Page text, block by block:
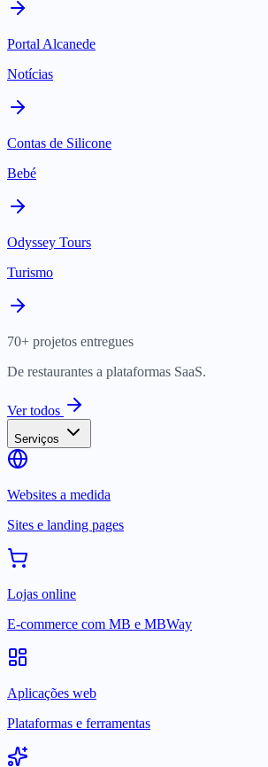
Portal Alcanede
Notícias
Contas de Silicone
Bebé
Odyssey Tours
Turismo
70+ projetos entregues
De restaurantes a plataformas SaaS.
Ver todos
Serviços
Websites a medida
Sites e landing pages
Lojas online
E-commerce com MB e MBWay
Aplicações web
Plataformas e ferramentas